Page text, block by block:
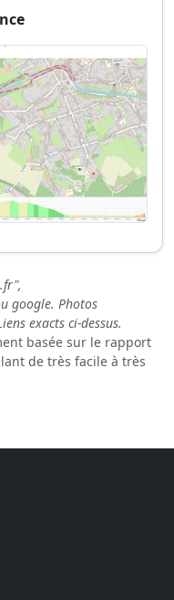
google. Photos
exacts ci-dessus.
basée sur le rapport
de très facile à très